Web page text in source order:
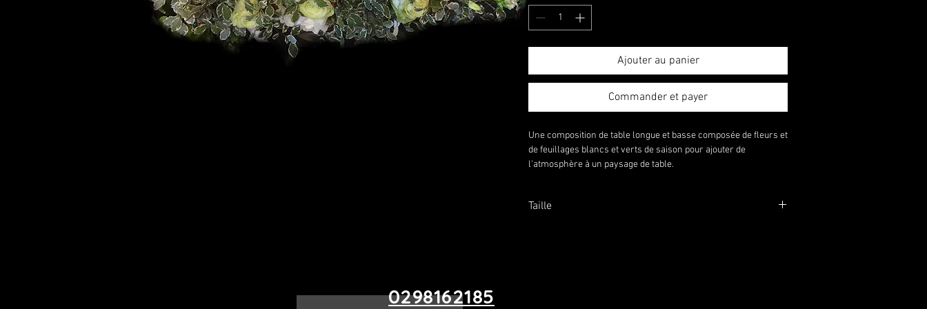
Ajouter au panier
Commander et payer
Une composition de table longue et basse composée de fleurs et
de feuillages blancs et verts de saison pour ajouter de
l'atmosphère à un paysage de table.
Taille
0298162185